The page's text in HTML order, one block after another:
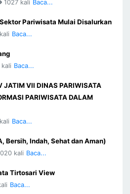
1027 kali Baca...
Pariwisata Mulai Disalurkan
Baca...
kali Baca...
JATIM VII DINAS PARIWISATA
PARIWISATA DALAM
Baca...
Bersih, Indah, Sehat dan Aman)
kali Baca...
Tirtosari View
Baca...